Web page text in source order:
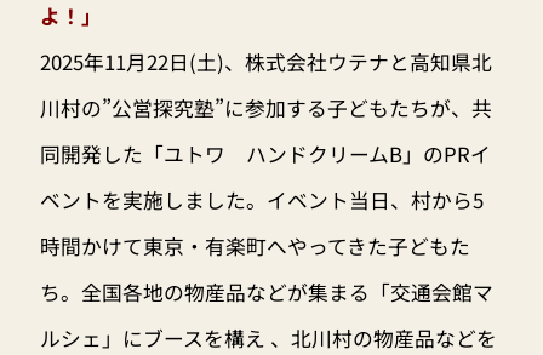
よ！」
2025年11月22日(土)、株式会社ウテナと高知県北
川村の”公営探究塾”に参加する子どもたちが、共
同開発した「ユトワ ハンドクリームB」のPRイ
ベントを実施しました。イベント当日、村から5
時間かけて東京・有楽町へやってきた子どもた
ち。全国各地の物産品などが集まる「交通会館マ
ルシェ」にブースを構え 、北川村の物産品などを